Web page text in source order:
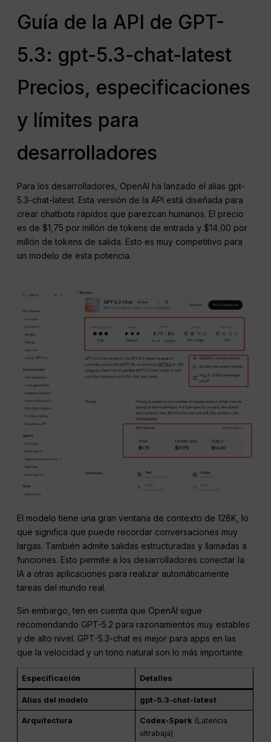
Guía de la API de GPT-
5.3: gpt-5.3-chat-latest
Precios, especificaciones
y límites para
desarrolladores
Para los desarrolladores, OpenAI ha lanzado el alias gpt-
5.3-chat-latest. Esta versión de la API está diseñada para
crear chatbots rápidos que parezcan humanos. El precio
es de $1,75 por millón de tokens de entrada y $14,00 por
millón de tokens de salida. Esto es muy competitivo para
un modelo de esta potencia.
El modelo tiene una gran ventana de contexto de 128K, lo
que significa que puede recordar conversaciones muy
largas. También admite salidas estructuradas y llamadas a
funciones. Esto permite a los desarrolladores conectar la
IA a otras aplicaciones para realizar automáticamente
tareas del mundo real.
Sin embargo, ten en cuenta que OpenAI sigue
recomendando GPT-5.2 para razonamientos muy estables
y de alto nivel. GPT-5.3-chat es mejor para apps en las
que la velocidad y un tono natural son lo más importante.
Especificación Detalles
Alias del modelo gpt-5.3-chat-latest
Arquitectura Codex-Spark (Latencia
ultrabaja)